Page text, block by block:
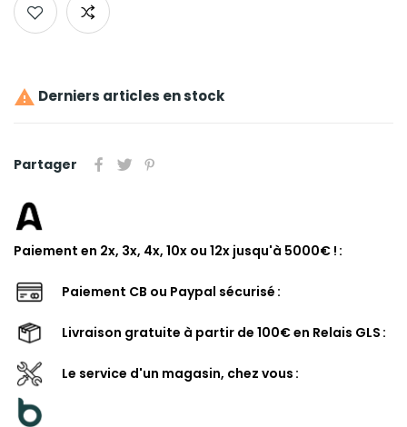
 Derniers articles en stock
Partager
Paiement en 2x, 3x, 4x, 10x ou 12x jusqu'à 5000€ !
Paiement CB ou Paypal sécurisé
Livraison gratuite à partir de 100€ en Relais GLS
Le service d'un magasin, chez vous